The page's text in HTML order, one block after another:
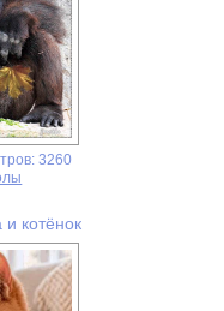
3260
котёнок